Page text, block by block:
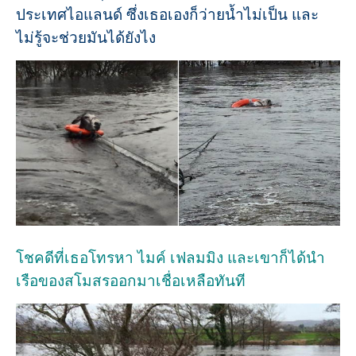
ประเทศไอแลนด์ ซึ่งเธอเองก็ว่ายน้ำไม่เป็น และ
ไม่รู้จะช่วยมันได้ยังไง
โชคดีที่เธอโทรหา ไมค์ เฟลมมิง และเขาก็ได้นำ
เรือของสโมสรออกมาเชื่อเหลือทันที